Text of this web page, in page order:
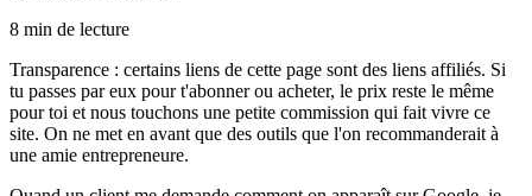
8 min de lecture
Transparence : certains liens de cette page sont des liens affiliés. Si
tu passes par eux pour t'abonner ou acheter, le prix reste le même
pour toi et nous touchons une petite commission qui fait vivre ce
site. On ne met en avant que des outils que l'on recommanderait à
une amie entrepreneure.